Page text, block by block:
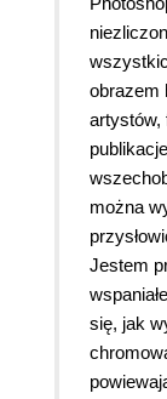
obrazem
artystów,
można
Jestem
się, jak